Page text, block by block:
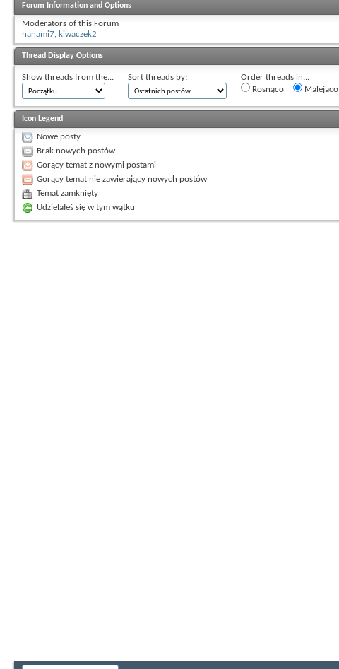
Forum Information and Options
Moderators of this Forum
nanami7, kiwaczek2
Thread Display Options
Show threads from the... Sort threads by:
Order threads in...
Rosnąco
Malejąco
Icon Legend
Nowe posty
Brak nowych postów
Gorący temat z nowymi postami
Gorący temat nie zawierający nowych postów
Temat zamknięty
Udzielałeś się w tym wątku